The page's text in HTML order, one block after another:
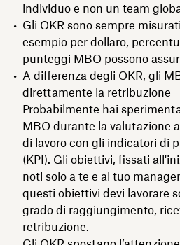
individuo e non un team
Gli OKR sono sempre
esempio per dollaro,
punteggi MBO possono
A differenza degli OKR, gli
direttamente la retribuzione
Probabilmente hai
MBO durante la valutazione
di lavoro con gli indicatori di
(KPI). Gli obiettivi, fissati
noti solo a te e al tuo
questi obiettivi devi lavorare
grado di raggiungimento,
retribuzione.